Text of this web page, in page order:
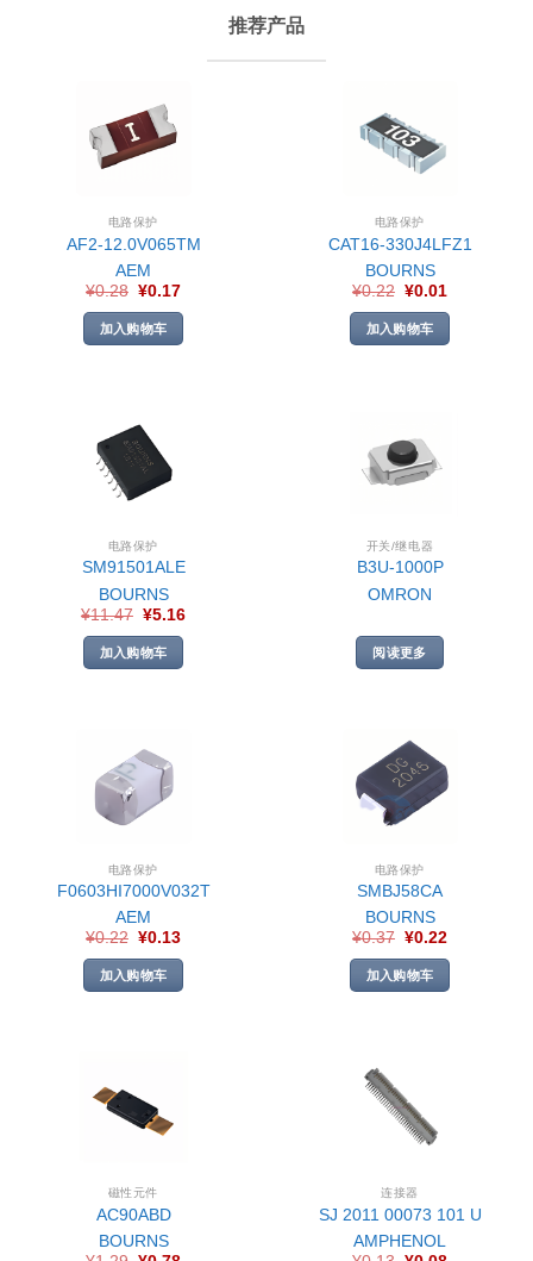
推荐产品
电路保护
AF2-12.0V065TM
AEM
¥0.28 ¥0.17
加入购物车
电路保护
CAT16-330J4LFZ1
BOURNS
¥0.22 ¥0.01
加入购物车
电路保护
SM91501ALE
BOURNS
¥11.47 ¥5.16
加入购物车
开关/继电器
B3U-1000P
OMRON
阅读更多
电路保护
F0603HI7000V032T
AEM
¥0.22 ¥0.13
加入购物车
电路保护
SMBJ58CA
BOURNS
¥0.37 ¥0.22
加入购物车
磁性元件
AC90ABD
BOURNS
连接器
SJ 2011 00073 101 U
AMPHENOL